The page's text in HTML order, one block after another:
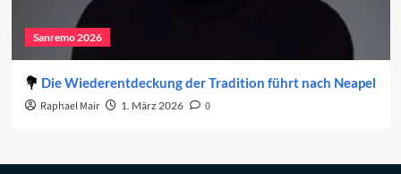
Sanremo 2026
Die Wiederentdeckung der Tradition führt nach Neapel
Raphael Mair 1. März 2026 0